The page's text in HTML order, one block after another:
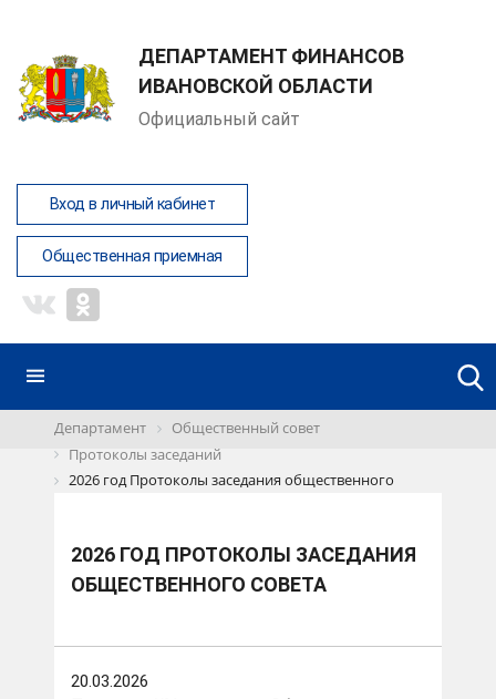
ДЕПАРТАМЕНТ ФИНАНСОВ
ИВАНОВСКОЙ ОБЛАСТИ
Официальный сайт
Вход в личный кабинет
Общественная приемная
Департамент
Общественный совет
Протоколы заседаний
2026 год Протоколы заседания общественного
2026 ГОД ПРОТОКОЛЫ ЗАСЕДАНИЯ
ОБЩЕСТВЕННОГО СОВЕТА
20.03.2026